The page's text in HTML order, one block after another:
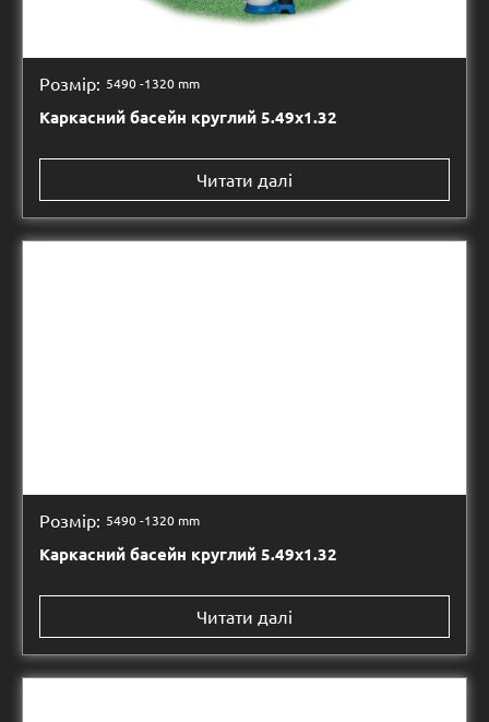
Розмір: 5490 -1320 mm
Каркасний басейн круглий 5.49х1.32
Читати далі
Розмір: 5490 -1320 mm
Каркасний басейн круглий 5.49х1.32
Читати далі